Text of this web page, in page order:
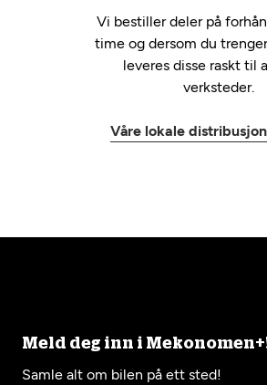
Vi bestiller deler på
time og dersom du
leveres disse raskt til
verksteder.
Våre lokale
Meld deg inn i
Samle alt om bilen på ett sted!